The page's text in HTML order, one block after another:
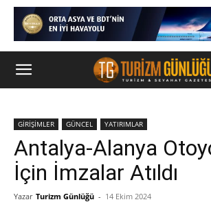
GİRİŞİMLER GÜNCEL YATIRIMLAR
Antalya-Alanya
İçin İmzalar Atıldı
Yazar Turizm Günlüğü - 14 Ekim 2024